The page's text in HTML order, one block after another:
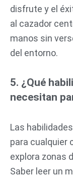
disfrute y el
al cazador
manos sin
del entorno.
5. ¿Qué
necesitan
Las
para cualquier
explora zonas
Saber leer un